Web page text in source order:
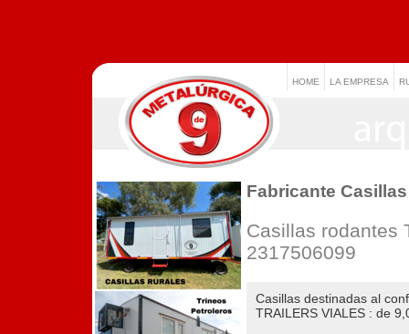
HOME LA EMPRESA
Fabricante
Casillas rodantes
2317506099
Casillas destinadas al
TRAILERS VIALES : de